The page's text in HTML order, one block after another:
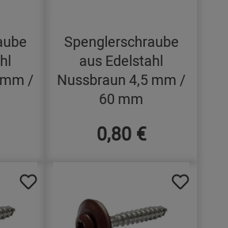
/
Spenglerschraube
aus Edelstahl
Nussbraun 4,5 mm /
60 mm
0,80 €